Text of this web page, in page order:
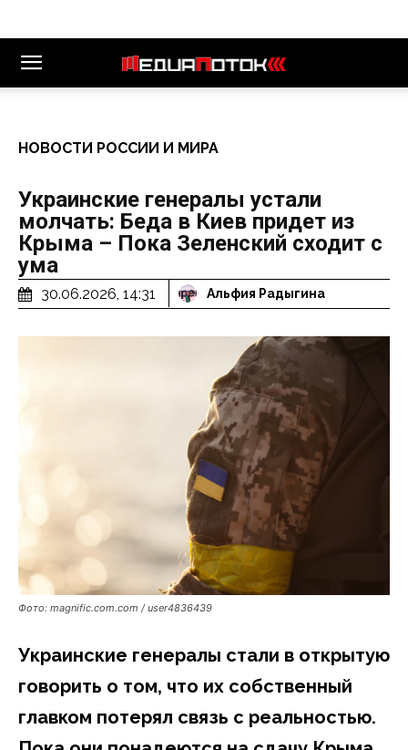
НОВОСТИ РОССИИ И МИРА
Украинские генералы устали
молчать: Беда в Киев придет из
Крыма – Пока Зеленский сходит с
ума
30.06.2026, 14:31 Альфия Радыгина
Фото: magnific.com.com / user4836439
Украинские генералы стали в открытую
говорить о том, что их собственный
главком потерял связь с реальностью.